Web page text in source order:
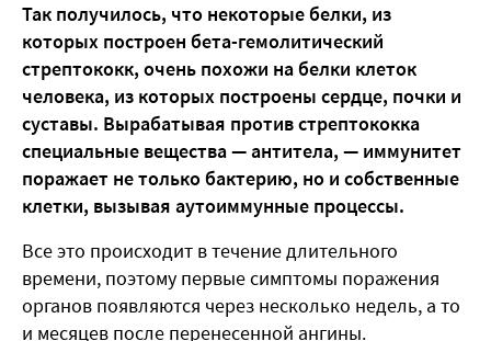
Так получилось, что некоторые белки, из
которых построен бета-гемолитический
стрептококк, очень похожи на белки клеток
человека, из которых построены сердце, почки и
суставы. Вырабатывая против стрептококка
специальные вещества — антитела, — иммунитет
поражает не только бактерию, но и собственные
клетки, вызывая аутоиммунные процессы.
Все это происходит в течение длительного
времени, поэтому первые симптомы поражения
органов появляются через несколько недель, а то
и месяцев после перенесенной ангины.